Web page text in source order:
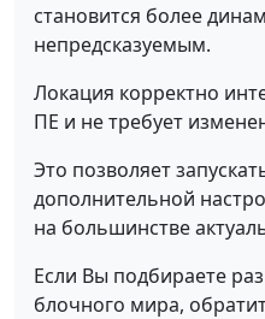
становится более
непредсказуемым.
Локация корректно
ПЕ и не требует
Это позволяет
дополнительной
на большинстве
Если Вы подбираете
блочного мира,